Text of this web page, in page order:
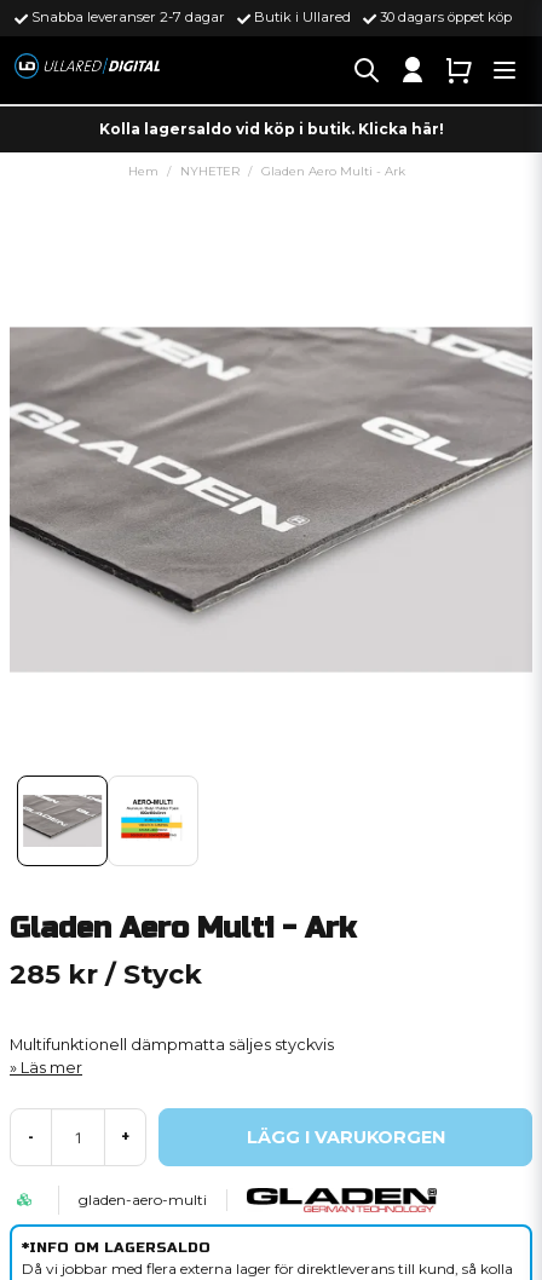
Snabba leveranser 2-7 dagar Butik i Ullared 30 dagars öppet köp
Kolla lagersaldo vid köp i butik. Klicka här!
Hem NYHETER Gladen Aero Multi - Ark
Gladen Aero Multi - Ark
285 kr / Styck
Multifunktionell dämpmatta säljes styckvis
Läs mer
- + LÄGG I VARUKORGEN
gladen-aero-multi
*INFO OM LAGERSALDO
Då vi jobbar med flera externa lager för direktleverans till kund, så kolla